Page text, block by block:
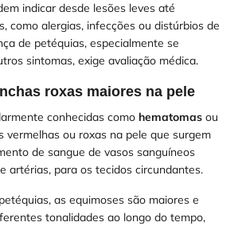
indicar desde lesões leves até
como alergias, infecções ou distúrbios de
de petéquias, especialmente se
sintomas, exige avaliação médica.
roxas maiores na pele
conhecidas como hematomas ou
vermelhas ou roxas na pele que surgem
de sangue de vasos sanguíneos
artérias, para os tecidos circundantes.
as equimoses são maiores e
tonalidades ao longo do tempo,